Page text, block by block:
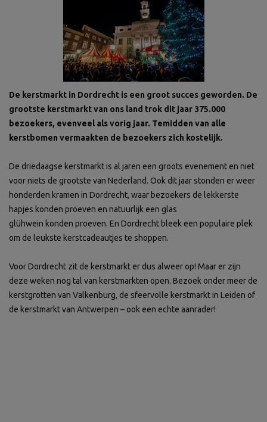
De kerstmarkt in Dordrecht is een groot succes geworden. De
grootste kerstmarkt van ons land trok dit jaar 375.000
bezoekers, evenveel als vorig jaar. Temidden van alle
kerstbomen vermaakten de bezoekers zich kostelijk.
De driedaagse kerstmarkt is al jaren een groots evenement en niet
voor niets de grootste van Nederland. Ook dit jaar stonden er weer
honderden kramen in Dordrecht, waar bezoekers de lekkerste
hapjes konden proeven en natuurlijk een glas
glühwein konden proeven. En Dordrecht bleek een populaire plek
om de leukste kerstcadeautjes te shoppen.
Voor Dordrecht zit de kerstmarkt er dus alweer op! Maar er zijn
deze weken nog tal van kerstmarkten open. Bezoek onder meer de
kerstgrotten van Valkenburg, de sfeervolle kerstmarkt in Leiden of
de kerstmarkt van Antwerpen – ook een echte aanrader!